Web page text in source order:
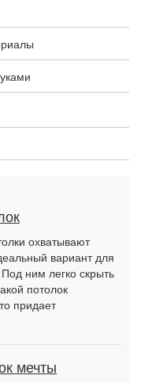
охватывают
вариант для
ним легко скрыть
потолок
придает
мечты